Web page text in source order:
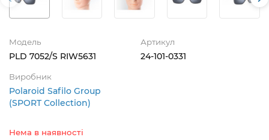
Модель
PLD 7052/S RIW5631
Артикул
24-101-0331
Виробник
Polaroid Safilo Group
(SPORT Collection)
Нема в наявності